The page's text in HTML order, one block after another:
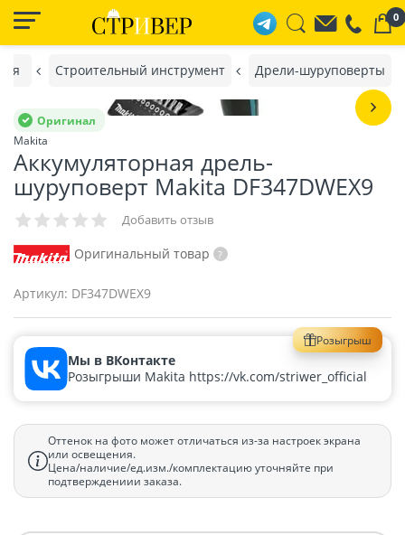
0
Строительный инструмент Дрели-шуруповерты
Оригинал
Makita
Аккумуляторная дрель-
шуруповерт Makita DF347DWEX9
Добавить отзыв
Оригинальный товар
Артикул: DF347DWEX9
Розыгрыш
Мы в ВКонтакте
Розыгрыши Makita https://vk.com/striwer_official
Оттенок на фото может отличаться из-за настроек экрана
или освещения.
Цена/наличие/ед.изм./комплектацию уточняйте при
подтверждениии заказа.